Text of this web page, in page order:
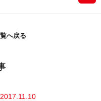
へ戻る
2017.11.10